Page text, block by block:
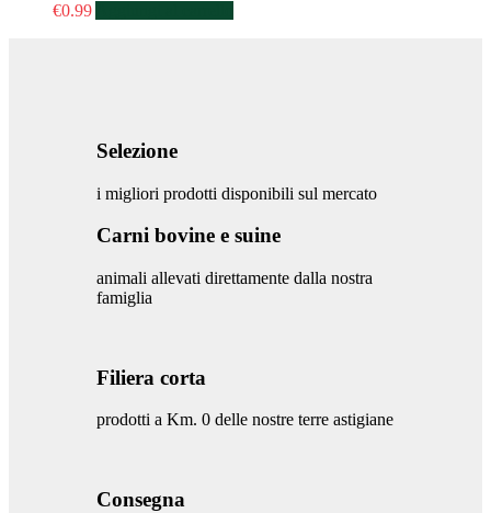
€0.99
Selezione
i migliori prodotti disponibili sul mercato
Carni bovine e suine
animali allevati direttamente dalla nostra
famiglia
Filiera corta
prodotti a Km. 0 delle nostre terre astigiane
Consegna